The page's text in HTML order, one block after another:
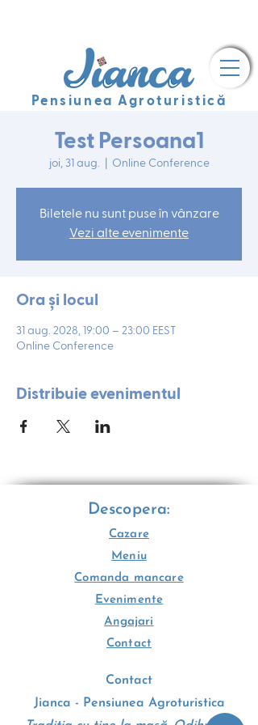
Pensiunea Agroturistică
Test Persoana1
joi, 31 aug. Online Conference
Biletele nu sunt puse în vânzare
Vezi alte evenimente
Ora și locul
31 aug. 2028, 19:00 – 23:00 EEST
Online Conference
Distribuie evenimentul
Descopera:
Cazare
Meniu
Comanda mancare
Evenimente
Angajari
Contact
Contact
Jianca - Pensiunea Agroturistica